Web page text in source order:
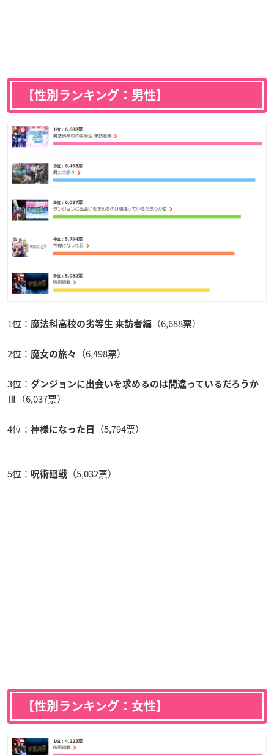
【性別ランキング：男性】
1位： 魔法科高校の劣等生 来訪者編 （6,688票）
2位： 魔女の旅々 （6,498票）
3位： ダンジョンに出会いを求めるのは間違っているだろうか
（6,037票）
4位： 神様になった日 （5,794票）
5位： 呪術廻戦 （5,032票）
【性別ランキング：女性】